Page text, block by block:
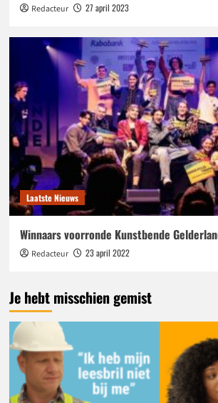
Redacteur 27 april 2023
Laatste Nieuws
Winnaars voorronde Kunstbende
Redacteur 23 april 2022
Je hebt misschien gemist